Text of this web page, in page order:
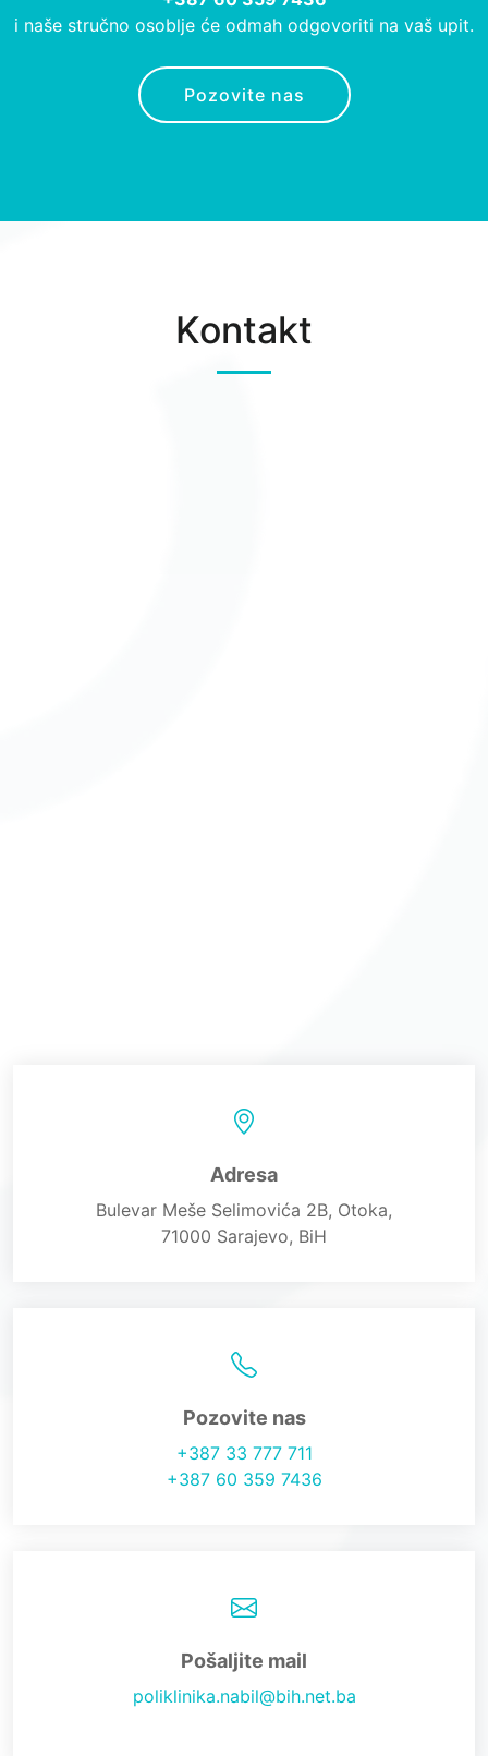
i naše stručno osoblje će odmah odgovoriti na vaš upit.
Pozovite nas
Kontakt
Adresa
Bulevar Meše Selimovića 2B, Otoka,
71000 Sarajevo, BiH
Pozovite nas
+387 33 777 711
+387 60 359 7436
Pošaljite mail
poliklinika.nabil@bih.net.ba